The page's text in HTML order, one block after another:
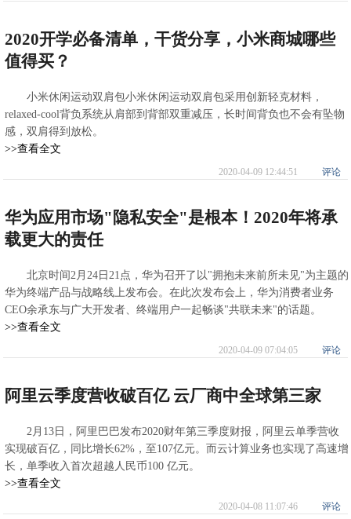
2020开学必备清单，干货分享，小米商城哪些
值得买？
小米休闲运动双肩包小米休闲运动双肩包采用创新轻克材料，
relaxed-cool背负系统从肩部到背部双重减压，长时间背负也不会有坠物
感，双肩得到放松。
>>查看全文
2020-04-09 12:44:51 评论
华为应用市场"隐私安全"是根本！2020年将承
载更大的责任
北京时间2月24日21点，华为召开了以"拥抱未来前所未见"为主题的
华为终端产品与战略线上发布会。在此次发布会上，华为消费者业务
CEO余承东与广大开发者、终端用户一起畅谈"共联未来"的话题。
>>查看全文
2020-04-09 07:04:05 评论
阿里云季度营收破百亿 云厂商中全球第三家
2月13日，阿里巴巴发布2020财年第三季度财报，阿里云单季营收
实现破百亿，同比增长62%，至107亿元。而云计算业务也实现了高速增
长，单季收入首次超越人民币100 亿元。
>>查看全文
2020-04-08 11:07:46 评论